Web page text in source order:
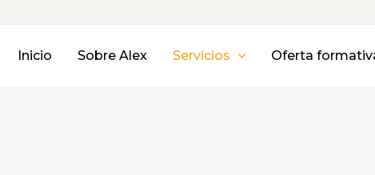
Inicio Sobre Alex Servicios Oferta